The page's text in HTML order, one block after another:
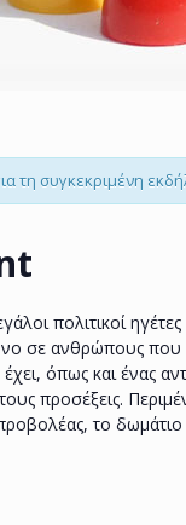
τη συγκεκριμένη
πολιτικοί
σε ανθρώπους που
όπως και ένας
προσέξεις.
το δωμάτιο